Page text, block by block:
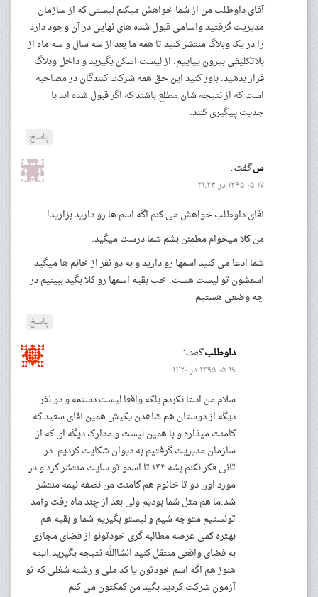
آقای داوطلب من از شما خواهش میکنم لیستی که از سازمان
مدیریت گرفتید واسامی قبول شده های نهایی در آن وجود دارد
را در یک وبلاگ منتشر کنید تا همه ما بعد از سه سال و سه ماه از
بلاتکلیفی بیرون ییاییم. از لیست اسکن بگیرید و داخل وبلاگ
قرار بدهید. باور کنید این حق همه شرکت کنندگان در مصاحبه
است که از نتیجه شان مطلع باشند که اگر قبول شده اند با
جدیت پیگیری کنند.
پاسخ
سگفت:
۱۳۹۵-۰۵-۱۷ در ۲۱:۲۴
آقای داوطلب خواهش می کنم اگه اسم ها رو دارید بزارید!
من کلا میخوام مطمئن بشم شما درست میگید.
شما ادعا می کنید اسمها رو دارید و به دو نفر از خانم ها میگید
اسمشون تو لیست هست. خب بقیه اسمها رو کلا بگید ببینیم در
چه وضعی هستیم
پاسخ
داوطلبگفت:
۱۳۹۵-۰۵-۱۹ در ۱۱:۲۰
سلام من ادعا نکردم بلکه واقعا لیست دستمه و دو نفر
دیگه از دوستان هم شاهدن یکیش همین آقای سعید که
کامنت میذاره و با همین لیست و مدارک دیگه ای که از
سازمان مدیریت گرفتیم به دیوان شکایت کردیم. در
ثانی فکر نکنم بشه ۱۴۳ تا اسمو تو سایت منتشر کرد و در
مورد اون دو تا خانوم هم کامنت من نصفه نیمه منتشر
شد.ما هم مثل شما بودیم ولی بعد از چند ماه رفت وآمد
تونستیم متوجه شیم و لیستو بگیریم شما و بقیه هم
بهتره کمی عرصه مطالبه گری خودتونو از فضای مجازی
به فضای واقعی منتقل کنید انشاالله نتیجه بگیرید.البته
هنوز هم اگه اسم خودتون یا کد ملی و رشته شغلی که تو
آزمون شرکت کردید بگید من کمکتون می کنم